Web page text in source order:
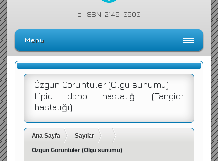
e-ISSN: 2149-0600
Menu
Ana Sayfa
Dergi Kılavuzu
Arama Yap
İletişim
Özgün Görüntüler (Olgu sunumu)
Lipid depo hastalığı (Tangier
hastalığı)
Ana Sayfa Sayılar
Özgün Görüntüler (Olgu sunumu)